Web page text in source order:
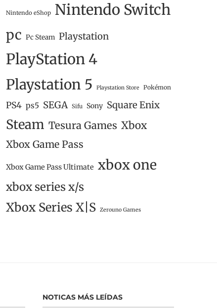
Nintendo eShop Nintendo Switch
pc Pc Steam Playstation
PlayStation 4
Playstation 5 Playstation Store Pokémon
PS4 ps5 SEGA Sifu Sony Square Enix
Steam Tesura Games Xbox
Xbox Game Pass
Xbox Game Pass Ultimate xbox one
xbox series x/s
Xbox Series X|S Zerouno Games
NOTICAS MÁS LEÍDAS